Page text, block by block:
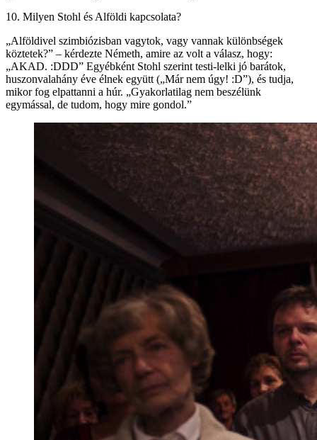
10. Milyen Stohl és Alföldi kapcsolata?
„Alföldivel szimbiózisban vagytok, vagy vannak különbségek
köztetek?” – kérdezte Németh, amire az volt a válasz, hogy:
„AKAD. :DDD” Egyébként Stohl szerint testi-lelki jó barátok,
huszonvalahány éve élnek együtt („Már nem úgy! :D”), és tudja,
mikor fog elpattanni a húr. „Gyakorlatilag nem beszélünk
egymással, de tudom, hogy mire gondol.”